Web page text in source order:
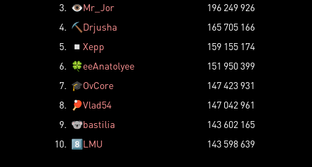
3. 👁️Mr_Jor
196 249 926
4. ⛏️ Drjusha
165 705 166
5.
◽ Xepp
159 155 174
6. 🍀eeAnatolyee
151 950 399
7. 🎓OvCore
147 423 931
8.
🏓Vlad54
147 042 961
9. 🐨bastilia
143 602 165
10. 8️⃣LMU 143 598 639